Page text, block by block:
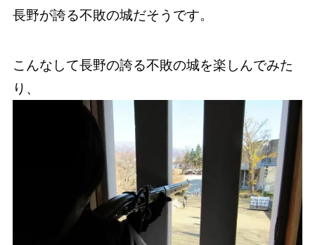
長野が誇る不敗の城だそうです。
こんなして長野の誇る不敗の城を楽しんでみた
り、